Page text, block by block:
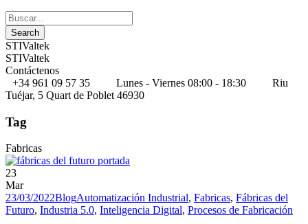
STIValtek
STIValtek
Contáctenos
+34 961 09 57 35
Lunes - Viernes 08:00 - 18:30
Riu
Tuéjar, 5 Quart de Poblet 46930
Tag
Fabricas
23
Mar
23/03/2022BlogAutomatización Industrial, Fabricas, Fábricas del
Futuro, Industria 5.0, Inteligencia Digital, Procesos de Fabricación